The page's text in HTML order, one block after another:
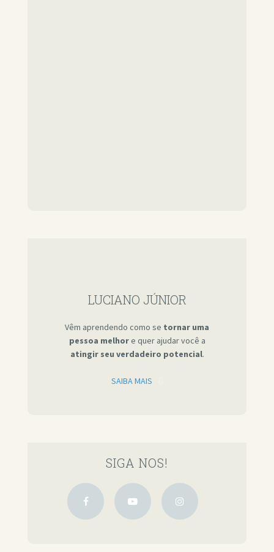
LUCIANO JÚNIOR
Vêm aprendendo como se tornar uma
pessoa melhore quer ajudar você a
atingir seu verdadeiro potencial.
SAIBA MAIS
SIGA NOS!